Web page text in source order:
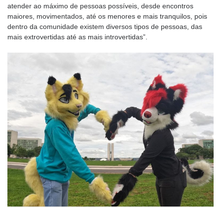
atender ao máximo de pessoas possíveis, desde encontros
maiores, movimentados, até os menores e mais tranquilos, pois
dentro da comunidade existem diversos tipos de pessoas, das
mais extrovertidas até as mais introvertidas”.